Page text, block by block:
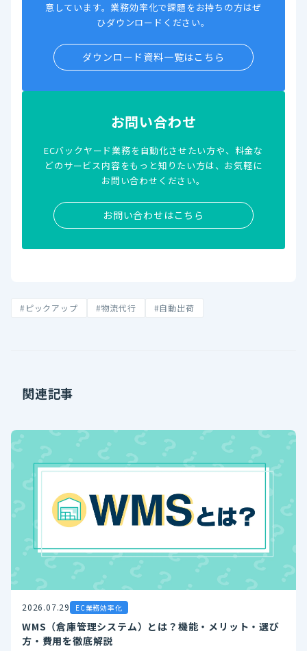
意しています。業務効率化で課題をお持ちの方はぜ
ひダウンロードください。
ダウンロード資料一覧はこちら
お問い合わせ
ECバックヤード業務を自動化させたい方や、料金な
どのサービス内容をもっと知りたい方は、お気軽に
お問い合わせください。
お問い合わせはこちら
#ピックアップ #物流代行 #自動出荷
関連記事
2026.07.29 EC業務効率化
WMS（倉庫管理システム）とは？機能・メリット・選び
方・費用を徹底解説